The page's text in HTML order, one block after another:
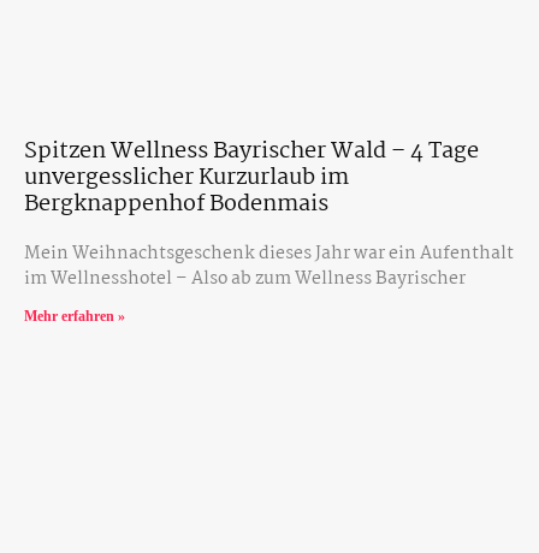
Spitzen Wellness Bayrischer Wald – 4 Tage
unvergesslicher Kurzurlaub im
Bergknappenhof Bodenmais
Mein Weihnachtsgeschenk dieses Jahr war ein Aufenthalt
im Wellnesshotel – Also ab zum Wellness Bayrischer
Mehr erfahren »